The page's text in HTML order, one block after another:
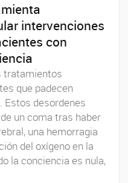
intervenciones
con
tratamientos
que padecen
Estos desordenes
un coma tras haber
una hemorragia
del oxígeno en la
la conciencia es nula,